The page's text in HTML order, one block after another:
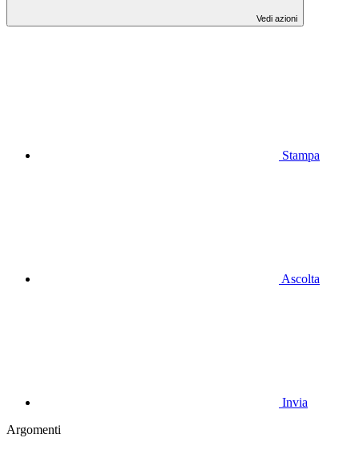
Vedi azioni
Stampa
Ascolta
Invia
Argomenti